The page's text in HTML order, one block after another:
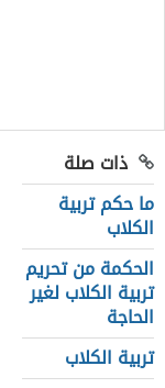
ذات صلة
ما حكم تربية
الكلاب
الحكمة من تحريم
تربية الكلاب لغير
الحاجة
تربية الكلاب